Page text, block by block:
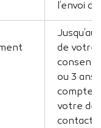
l’envoi
de votre
ou 3 ans
compter
votre
contact